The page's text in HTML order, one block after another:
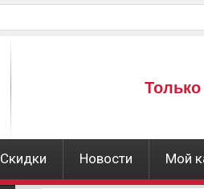
Скидки Новости Мой